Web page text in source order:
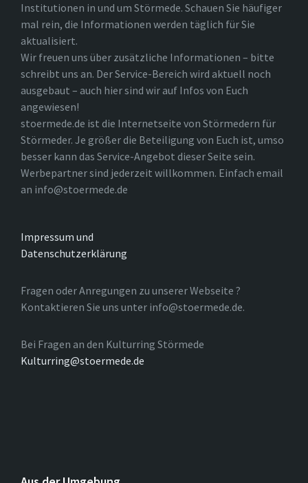
Institutionen in und um Störmede. Schauen Sie häufiger
mal rein, die Informationen werden täglich für Sie
aktualisiert.
Wir freuen uns über zusätzliche Informationen – bitte
schreibt uns an. Der Service-Bereich wird aktuell noch
ausgebaut – auch hier sind wir auf Infos von Euch
angewiesen!
stoermede.de ist die Internetseite von Störmedern für
Störmeder. Je größer die Beteiligung von Euch ist, umso
besser kann das Service-Angebot dieser Seite sein.
Werbepartner sind jederzeit willkommen. Einfach email
an info@stoermede.de
Impressum und
Datenschutzerklärung
Fragen oder Anregungen zu unserer Webseite ?
Kontaktieren Sie uns unter info@stoermede.de.
Bei Fragen an den Kulturring Störmede
Kulturring@stoermede.de